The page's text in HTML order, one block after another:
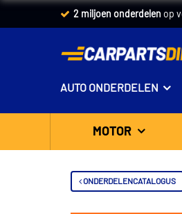
2 miljoen onderdelen op
AUTO ONDERDELEN
MOTOR
ONDERDELENCATALOGUS